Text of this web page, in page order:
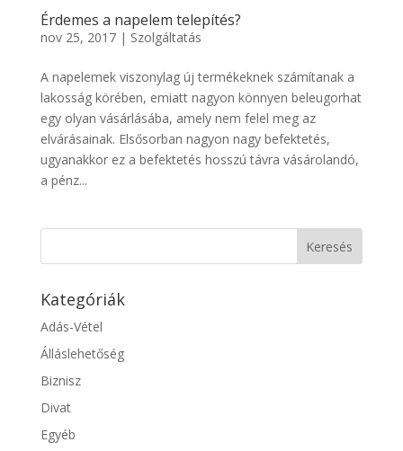
Érdemes a napelem telepítés?
nov 25, 2017| Szolgáltatás
A napelemek viszonylag új termékeknek számítanak a
lakosság körében, emiatt nagyon könnyen beleugorhat
egy olyan vásárlásába, amely nem felel meg az
elvárásainak. Elsősorban nagyon nagy befektetés,
ugyanakkor ez a befektetés hosszú távra vásárolandó,
a pénz...
Kategóriák
Adás-Vétel
Álláslehetőség
Biznisz
Divat
Egyéb